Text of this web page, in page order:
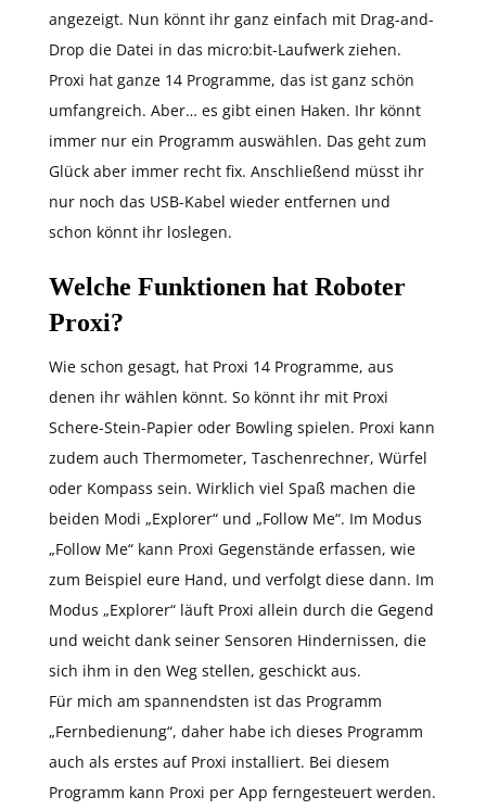
angezeigt. Nun könnt ihr ganz einfach mit Drag-and-
Drop die Datei in das micro:bit-Laufwerk ziehen.
Proxi hat ganze 14 Programme, das ist ganz schön
umfangreich. Aber… es gibt einen Haken. Ihr könnt
immer nur ein Programm auswählen. Das geht zum
Glück aber immer recht fix. Anschließend müsst ihr
nur noch das USB-Kabel wieder entfernen und
schon könnt ihr loslegen.
Welche Funktionen hat Roboter
Proxi?
Wie schon gesagt, hat Proxi 14 Programme, aus
denen ihr wählen könnt. So könnt ihr mit Proxi
Schere-Stein-Papier oder Bowling spielen. Proxi kann
zudem auch Thermometer, Taschenrechner, Würfel
oder Kompass sein. Wirklich viel Spaß machen die
beiden Modi „Explorer“ und „Follow Me“. Im Modus
„Follow Me“ kann Proxi Gegenstände erfassen, wie
zum Beispiel eure Hand, und verfolgt diese dann. Im
Modus „Explorer“ läuft Proxi allein durch die Gegend
und weicht dank seiner Sensoren Hindernissen, die
sich ihm in den Weg stellen, geschickt aus.
Für mich am spannendsten ist das Programm
„Fernbedienung“, daher habe ich dieses Programm
auch als erstes auf Proxi installiert. Bei diesem
Programm kann Proxi per App ferngesteuert werden.